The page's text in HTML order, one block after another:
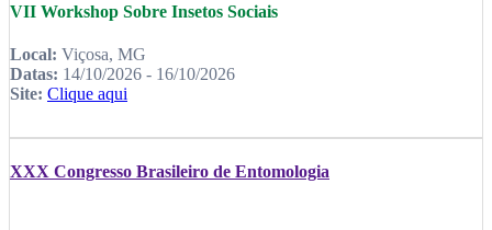
VII Workshop Sobre Insetos Sociais
Local: Viçosa, MG
Datas: 14/10/2026 - 16/10/2026
Site: Clique aqui
XXX Congresso Brasileiro de Entomologia